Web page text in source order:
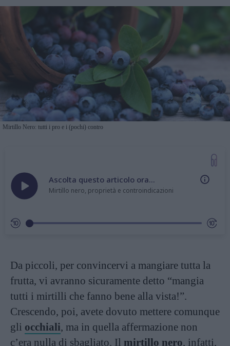
Mirtillo Nero: tutti i pro e i (pochi) contro
Ascolta questo articolo ora...
Mirtillo nero, proprietà e controindicazioni
Da piccoli, per convincervi a mangiare tutta la
frutta, vi avranno sicuramente detto “mangia
tutti i mirtilli che fanno bene alla vista!”.
Crescendo, poi, avete dovuto mettere comunque
gli occhiali, ma in quella affermazione non
c’era nulla di sbagliato. Il mirtillo nero, infatti,